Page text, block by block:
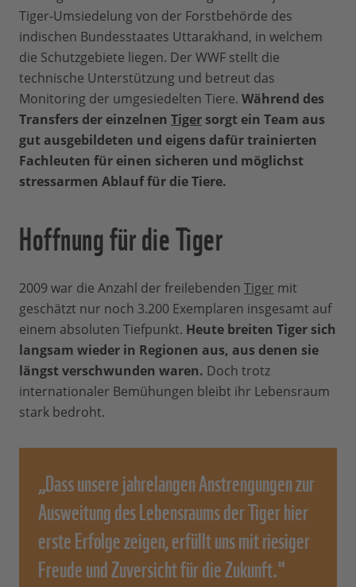
Tiger-Umsiedelung von der Forstbehörde des
indischen Bundesstaates Uttarakhand, in welchem
die Schutzgebiete liegen. Der WWF stellt die
technische Unterstützung und betreut das
Monitoring der umgesiedelten Tiere. Während des
Transfers der einzelnen Tiger sorgt ein Team aus
gut ausgebildeten und eigens dafür trainierten
Fachleuten für einen sicheren und möglichst
stressarmen Ablauf für die Tiere.
Hoffnung für die Tiger
2009 war die Anzahl der freilebenden Tiger mit
geschätzt nur noch 3.200 Exemplaren insgesamt auf
einem absoluten Tiefpunkt. Heute breiten Tiger sich
langsam wieder in Regionen aus, aus denen sie
längst verschwunden waren. Doch trotz
internationaler Bemühungen bleibt ihr Lebensraum
stark bedroht.
„Dass unsere jahrelangen Anstrengungen zur
Ausweitung des Lebensraums der Tiger hier
erste Erfolge zeigen, erfüllt uns mit riesiger
Freude und Zuversicht für die Zukunft."